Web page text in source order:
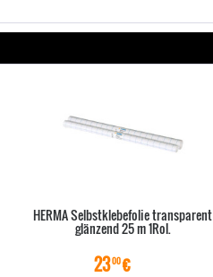
HERMA Selbstklebefolie transparent
glänzend 25 m 1Rol.
2300€